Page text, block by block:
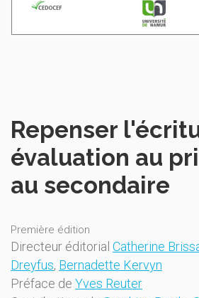
Repenser
évaluation au
au secondaire
Première édition
Directeur éditorial Catherine
Dreyfus, Bernadette Kervyn
Préface de Yves Reuter